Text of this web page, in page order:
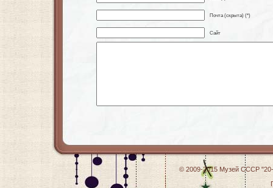
Почта (скрыта) (*)
Сайт
© 2009-2015 Музей СССР